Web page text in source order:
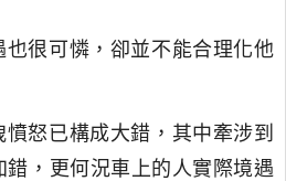
很可憐，卻並不能合理化他
怒已構成大錯，其中牽涉到
錯，更何況車上的人實際境遇